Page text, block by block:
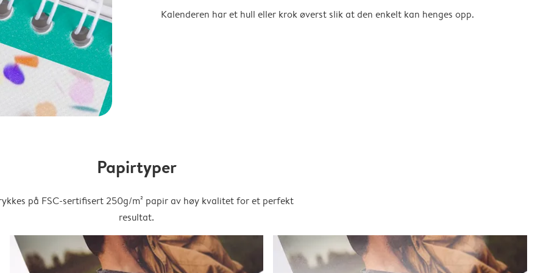
Kalenderen har et hull eller krok øverst slik at den enkelt kan henges opp.
Papirtyper
på FSC-sertifisert 250g/m² papir av høy kvalitet for et perfekt
resultat.